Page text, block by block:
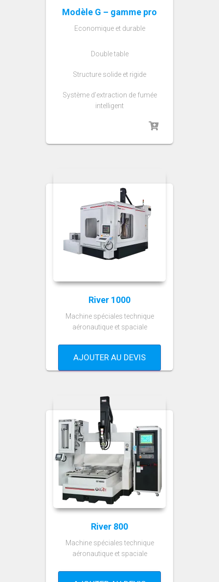
Modèle G – gamme pro
Economique et durable
Double table
Structure solide et rigide
Système d’extraction de fumée
intelligent
River 1000
Machine spéciales technique
aéronautique et spaciale
AJOUTER AU DEVIS
River 800
Machine spéciales technique
aéronautique et spaciale